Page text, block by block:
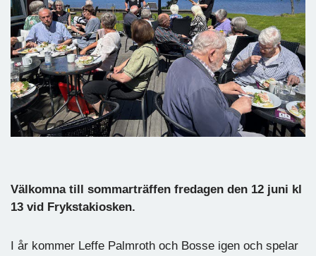
Välkomna till sommarträffen fredagen den 12 juni kl
13 vid Frykstakiosken.
I år kommer Leffe Palmroth och Bosse igen och spelar